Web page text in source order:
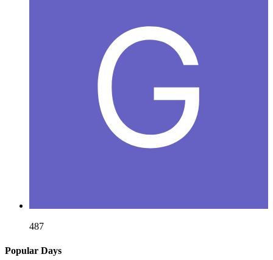
487
Popular Days